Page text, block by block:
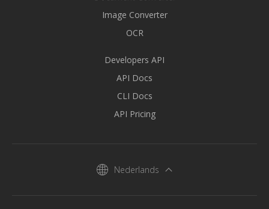
Image Converter
OCR
Developers API
API Docs
CLI Docs
API Pricing
Nederlands